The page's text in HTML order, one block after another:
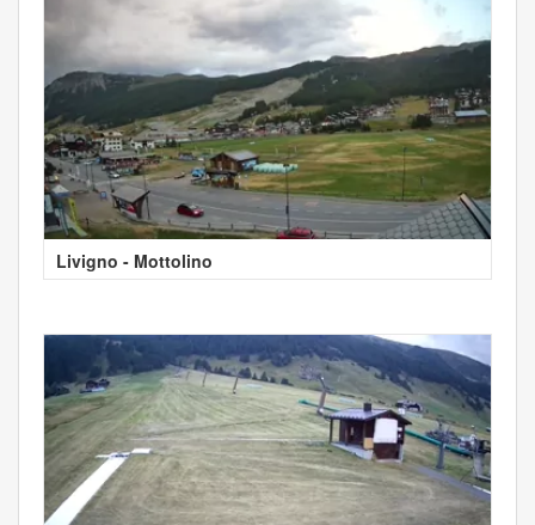
Livigno - Mottolino